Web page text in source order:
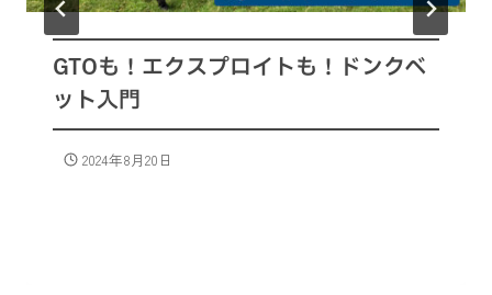
GTOも！エクスプロイトも！ドンクベ
ット入門
2024年8月20日